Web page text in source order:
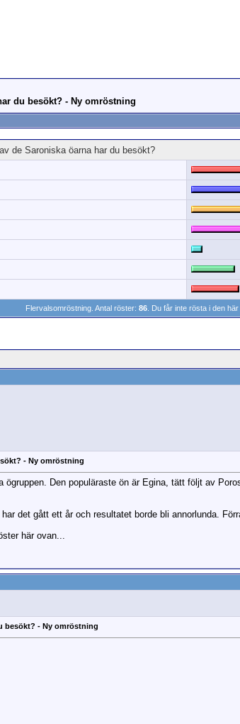
du besökt? - Ny omröstning
de Saroniska öarna har du besökt?
Flervalsomröstning. Antal röster: 86 . Du får inte rösta i den
- Ny omröstning
ögruppen. Den populäraste ön är Egina, tätt följt av
det gått ett år och resultatet borde bli annorlunda.
här ovan...
besökt? - Ny omröstning